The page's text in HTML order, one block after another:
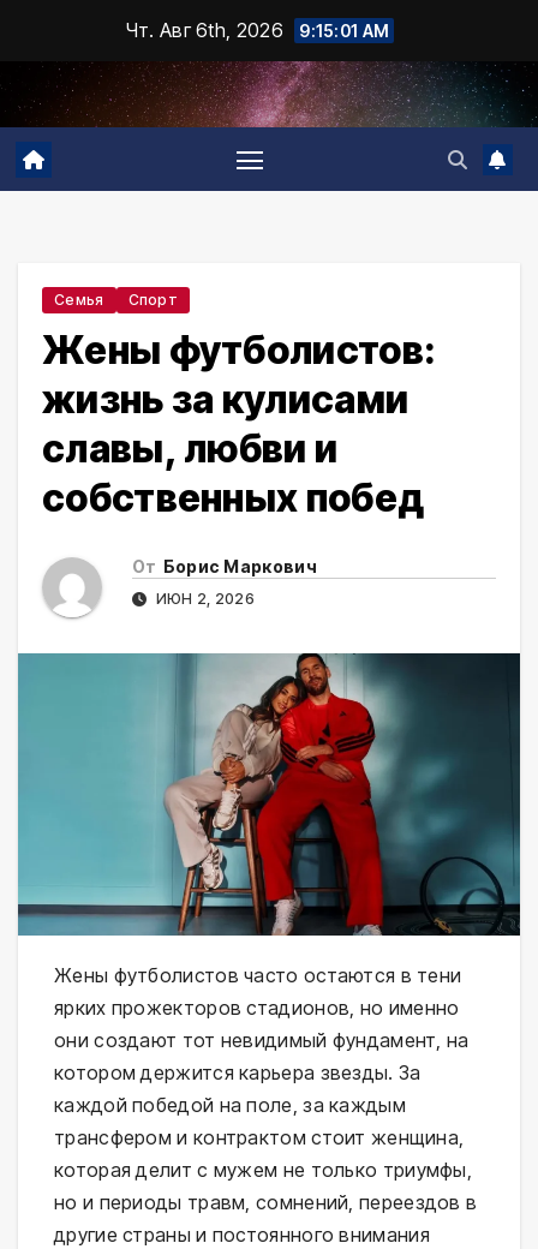
содержимому
Чт. Авг 6th, 2026 9:15:03 AM
Семья Спорт
Жены футболистов:
жизнь за кулисами
славы, любви и
собственных побед
От Борис Маркович
ИЮН 2, 2026
Жены футболистов часто остаются в тени
ярких прожекторов стадионов, но именно
они создают тот невидимый фундамент, на
котором держится карьера звезды. За
каждой победой на поле, за каждым
трансфером и контрактом стоит женщина,
которая делит с мужем не только триумфы,
но и периоды травм, сомнений, переездов в
другие страны и постоянного внимания